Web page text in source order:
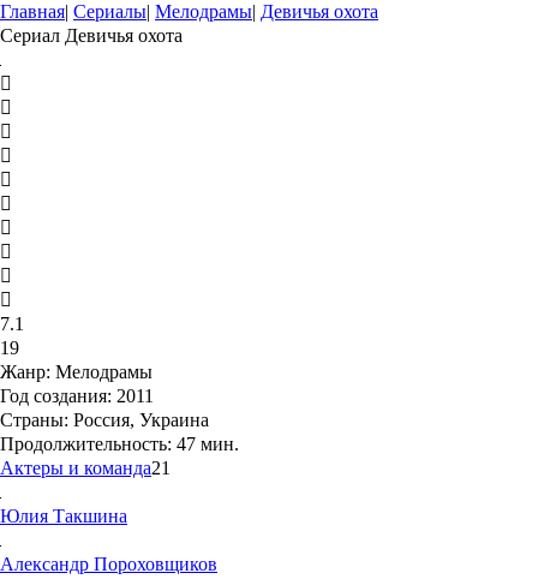
Главная| Сериалы| Мелодрамы| Девичья охота
Сериал Девичья охота
7.1
19
Жанр: Мелодрамы
Год создания: 2011
Страны: Россия, Украина
Продолжительность: 47 мин.
Актеры и команда21
Юлия Такшина
Александр Пороховщиков